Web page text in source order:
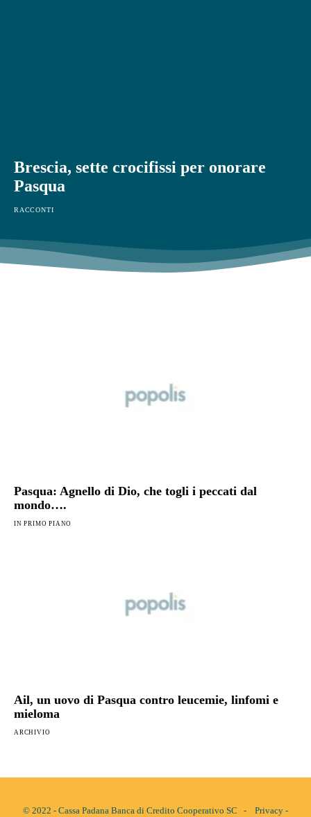
Brescia, sette crocifissi per onorare
Pasqua
RACCONTI
Pasqua: Agnello di Dio, che togli i peccati dal
mondo….
IN PRIMO PIANO
Ail, un uovo di Pasqua contro leucemie, linfomi e
mieloma
ARCHIVIO
© 2022 - Cassa Padana Banca di Credito Cooperativo SC - Privacy -